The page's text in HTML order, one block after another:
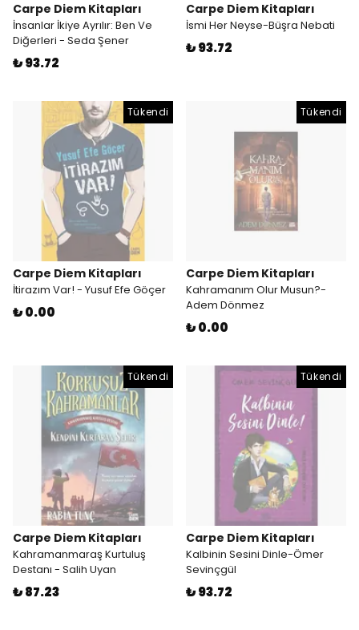
Carpe Diem Kitapları
İnsanlar İkiye Ayrılır: Ben Ve
Diğerleri - Seda Şener
₺ 93.72
Carpe Diem Kitapları
İsmi Her Neyse-Büşra Nebati
₺ 93.72
Tükendi
Carpe Diem Kitapları
İtirazım Var! - Yusuf Efe Göçer
₺ 0.00
Tükendi
Carpe Diem Kitapları
Kahramanım Olur Musun?-
Adem Dönmez
₺ 0.00
Tükendi
Carpe Diem Kitapları
Kahramanmaraş Kurtuluş
Destanı - Salih Uyan
₺ 87.23
Tükendi
Carpe Diem Kitapları
Kalbinin Sesini Dinle-Ömer
Sevinçgül
₺ 93.72